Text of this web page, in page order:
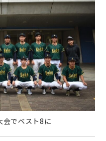
会でベスト8に
→